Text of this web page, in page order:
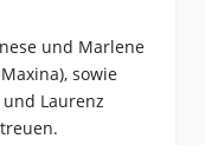
und Marlene
sowie
Laurenz